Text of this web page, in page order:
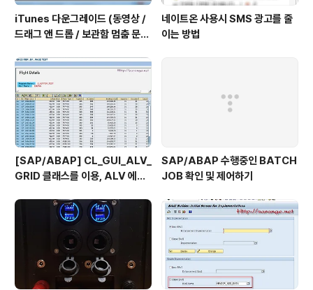
iTunes 다운그레이드 (동영상 /
드래그 앤 드롭 / 보관함 멈춤 문제
네이트온 사용시 SMS 광고를 줄
이는 방법
[SAP/ABAP] CL_GUI_ALV_
GRID 클래스를 이용, ALV 에서
SAP/ABAP 수행중인 BATCH
JOB 확인 및 제어하기